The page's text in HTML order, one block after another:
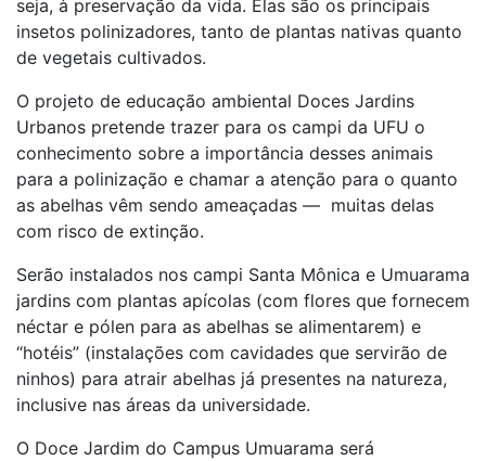
seja, à preservação da vida. Elas são os principais
insetos polinizadores, tanto de plantas nativas quanto
de vegetais cultivados.
O projeto de educação ambiental Doces Jardins
Urbanos pretende trazer para os campi da UFU o
conhecimento sobre a importância desses animais
para a polinização e chamar a atenção para o quanto
as abelhas vêm sendo ameaçadas — muitas delas
com risco de extinção.
Serão instalados nos campi Santa Mônica e Umuarama
jardins com plantas apícolas (com flores que fornecem
néctar e pólen para as abelhas se alimentarem) e
“hotéis” (instalações com cavidades que servirão de
ninhos) para atrair abelhas já presentes na natureza,
inclusive nas áreas da universidade.
O Doce Jardim do Campus Umuarama será